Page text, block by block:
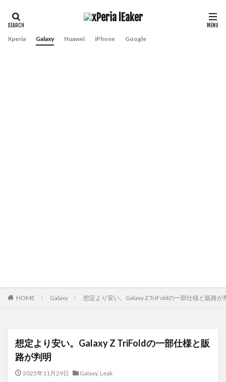
Xperia Galaxy Huawei iPhone Google
HOME Galaxy 想定より安い。Galaxy Z TriFoldの一部仕様と販路が
想定より安い。Galaxy Z TriFoldの一部仕様と販
路が判明
2025年11月29日 Galaxy, Leak